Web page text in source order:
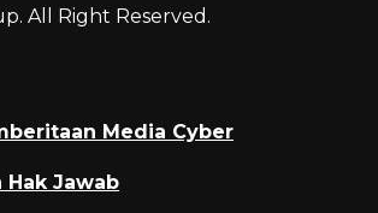
All Right Reserved.
Media Cyber
Hak Jawab